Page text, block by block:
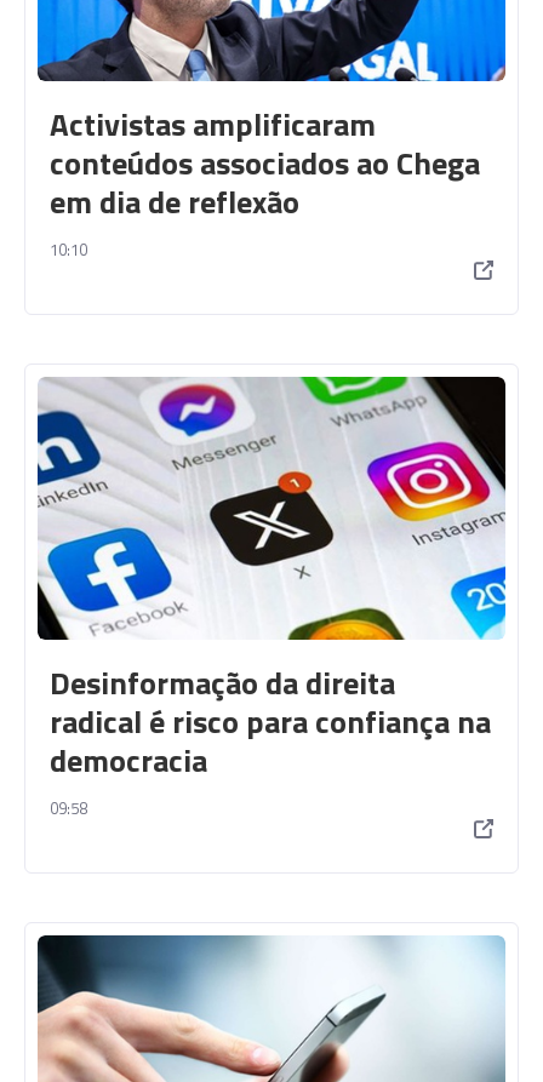
Activistas amplificaram
conteúdos associados ao Chega
em dia de reflexão
10:10
Desinformação da direita
radical é risco para confiança na
democracia
09:58